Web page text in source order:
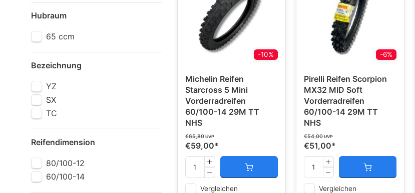
Hubraum
65 ccm
Bezeichnung
YZ
SX
TC
Reifendimension
80/100-12
60/100-14
-10%
Michelin Reifen
Starcross 5 Mini
Vorderradreifen
60/100-14 29M TT
NHS
€65,80UVP
€59,00*
Vergleichen
-6%
Pirelli Reifen Scorpion
MX32 MID Soft
Vorderradreifen
60/100-14 29M TT
NHS
€54,00UVP
€51,00*
Vergleichen